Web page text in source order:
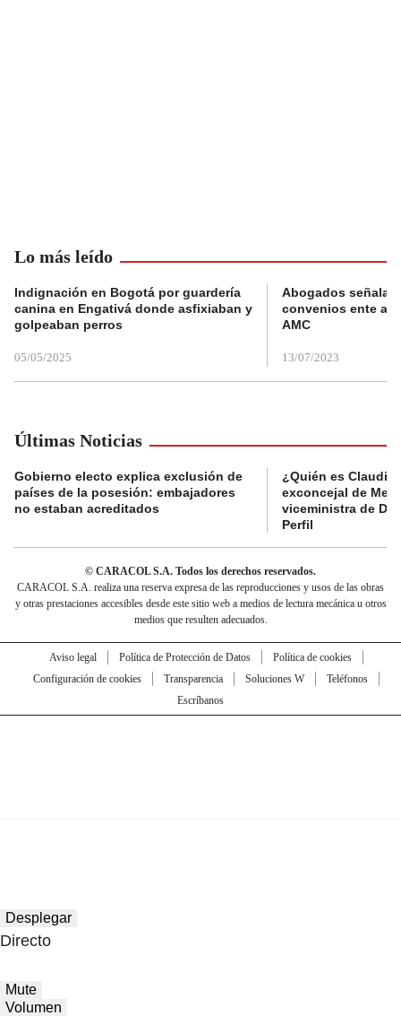
Lo más leído
Indignación en Bogotá por guardería
canina en Engativá donde asfixiaban y
golpeaban perros
05/05/2025
Abogados
convenios ente
AMC
13/07/2023
Últimas Noticias
Gobierno electo explica exclusión de
países de la posesión: embajadores
no estaban acreditados
¿Quién es Claudia
exconcejal de
viceministra de
Perfil
© CARACOL S.A. Todos los derechos reservados.
CARACOL S.A. realiza una reserva expresa de las reproducciones y usos de las obras
y otras prestaciones accesibles desde este sitio web a medios de lectura mecánica u otros
medios que resulten adecuados.
Aviso legal Política de Protección de Datos
Política de cookies
Configuración de cookies
Transparencia Soluciones W
Teléfonos
Escríbanos
Desplegar
Directo
Mute
Volumen